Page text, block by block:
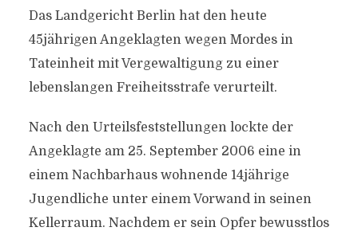
Das Landgericht Berlin hat den heute
45jährigen Angeklagten wegen Mordes in
Tateinheit mit Vergewaltigung zu einer
lebenslangen Freiheitsstrafe verurteilt.
Nach den Urteilsfeststellungen lockte der
Angeklagte am 25. September 2006 eine in
einem Nachbarhaus wohnende 14jährige
Jugendliche unter einem Vorwand in seinen
Kellerraum. Nachdem er sein Opfer bewusstlos